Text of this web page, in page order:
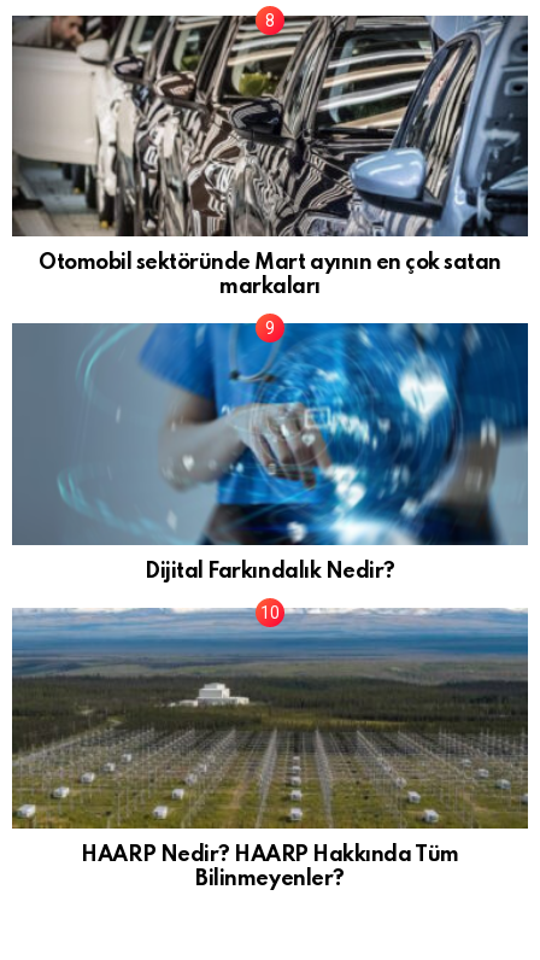
Otomobil sektöründe Mart ayının en çok satan
markaları
Dijital Farkındalık Nedir?
HAARP Nedir? HAARP Hakkında Tüm
Bilinmeyenler?